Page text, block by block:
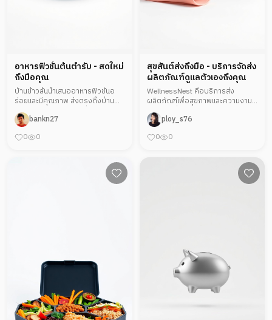
อาหารฟิวชั่นต้นตำรับ - สดใหม่
ถึงมือคุณ
บ้านข้าวล้นนำเสนออาหารฟิวชั่นอ
ร่อยและมีคุณภาพ ส่งตรงถึงบ้าน
ลูกค้าสามารถเลือกเมนูที่ต้องการได้
อย่างสะดวกสบาย จุดเด่นอยู่ที่การใช
วัตถุดิบสดใหม่และการปรับรูปแบบ
อาหารให้เข้ากับรสนิยมสมัยใหม่
bankn27
0
0
สุขสันต์ส่งถึงมือ - บริการจัดส่ง
ผลิตภัณฑ์ดูแลตัวเองถึงคุณ
WellnessNest คือบริการส่ง
ผลิตภัณฑ์เพื่อสุขภาพและความงาม
ถึงบ้าน เพิ่มความสะดวกในการดูแล
ตัวเองในยุคที่เร่งรีบ จุดเด่นคือการ
คัดสรรสินค้าที่มีคุณภาพและตอบ
โจทย์การใช้ชีวิตอย่างดี
ploy_s76
0
0